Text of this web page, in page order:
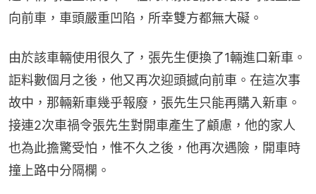
向前車，車頭嚴重凹陷，所幸雙方都無大礙。
由於該車輛使用很久了，張先生便換了1輛進口新車。
詎料數個月之後，他又再次迎頭撼向前車。在這次事
故中，那輛新車幾乎報廢，張先生只能再購入新車。
接連2次車禍令張先生對開車產生了顧慮，他的家人
也為此擔驚受怕，惟不久之後，他再次遇險，開車時
撞上路中分隔欄。